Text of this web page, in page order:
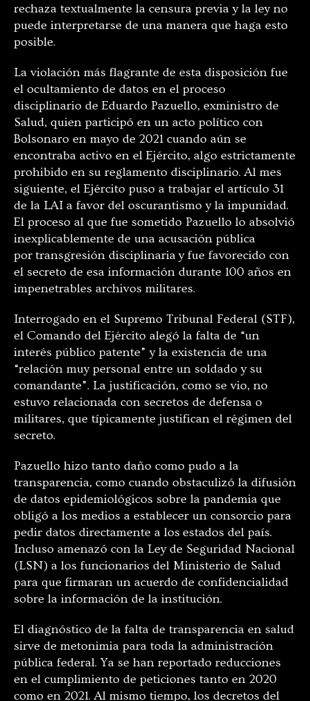
rechaza textualmente la censura previa y la ley no
puede interpretarse de una manera que haga esto
posible.
La violación más flagrante de esta disposición fue
el ocultamiento de datos en el proceso
disciplinario de Eduardo Pazuello, exministro de
Salud, quien participó en un acto político con
Bolsonaro en mayo de 2021 cuando aún se
encontraba activo en el Ejército, algo estrictamente
prohibido en su reglamento disciplinario. Al mes
siguiente, el Ejército puso a trabajar el artículo 31
de la LAI a favor del oscurantismo y la impunidad.
El proceso al que fue sometido Pazuello lo absolvió
inexplicablemente de una acusación pública
por transgresión disciplinaria y fue favorecido con
el secreto de esa información durante 100 años en
impenetrables archivos militares.
Interrogado en el Supremo Tribunal Federal (STF),
el Comando del Ejército alegó la falta de “un
interés público patente” y la existencia de una
“relación muy personal entre un soldado y su
comandante”. La justificación, como se vio, no
estuvo relacionada con secretos de defensa o
militares, que típicamente justifican el régimen del
secreto.
Pazuello hizo tanto daño como pudo a la
transparencia, como cuando obstaculizó la difusión
de datos epidemiológicos sobre la pandemia que
obligó a los medios a establecer un consorcio para
pedir datos directamente a los estados del país.
Incluso amenazó con la Ley de Seguridad Nacional
(LSN) a los funcionarios del Ministerio de Salud
para que firmaran un acuerdo de confidencialidad
sobre la información de la institución.
El diagnóstico de la falta de transparencia en salud
sirve de metonimia para toda la administración
pública federal. Ya se han reportado reducciones
en el cumplimiento de peticiones tanto en 2020
como en 2021. Al mismo tiempo, los decretos del